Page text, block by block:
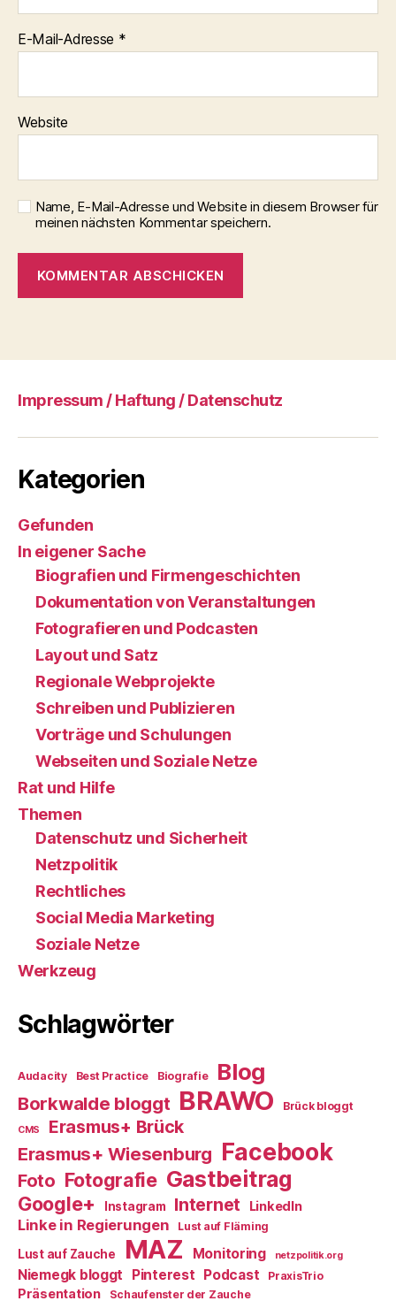
E-Mail-Adresse *
Website
Name, E-Mail-Adresse und Website in diesem Browser für
meinen nächsten Kommentar speichern.
Impressum / Haftung / Datenschutz
Kategorien
Gefunden
In eigener Sache
Biografien und Firmengeschichten
Dokumentation von Veranstaltungen
Fotografieren und Podcasten
Layout und Satz
Regionale Webprojekte
Schreiben und Publizieren
Vorträge und Schulungen
Webseiten und Soziale Netze
Rat und Hilfe
Themen
Datenschutz und Sicherheit
Netzpolitik
Rechtliches
Social Media Marketing
Soziale Netze
Werkzeug
Schlagwörter
Audacity Best Practice Biografie Blog
Borkwalde bloggt BRAWO Brück bloggt
CMS
Erasmus+ Brück
Erasmus+ Wiesenburg Facebook
Foto Fotografie Gastbeitrag
Google+ Instagram Internet LinkedIn
Linke in Regierungen Lust auf Fläming
Lust auf Zauche MAZ Monitoring netzpolitik.org
Niemegk bloggt Pinterest Podcast PraxisTrio
Präsentation Schaufenster der Zauche